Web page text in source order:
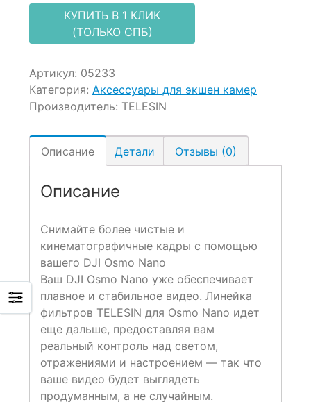
КУПИТЬ В 1 КЛИК
(ТОЛЬКО СПБ)
Артикул: 05233
Категория: Аксессуары для экшен камер
Производитель: TELESIN
Описание Детали Отзывы (0)
Описание
Снимайте более чистые и
кинематографичные кадры с помощью
вашего DJI Osmo Nano
Ваш DJI Osmo Nano уже обеспечивает
плавное и стабильное видео. Линейка
фильтров TELESIN для Osmo Nano идет
еще дальше, предоставляя вам
реальный контроль над светом,
отражениями и настроением — так что
ваше видео будет выглядеть
продуманным, а не случайным.